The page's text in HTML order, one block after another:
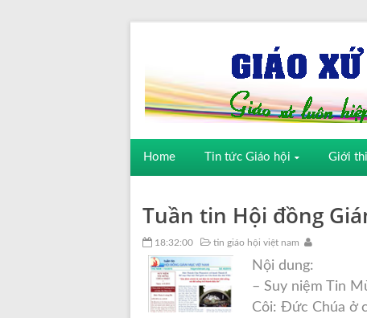
Home Tin tức Giáo hội Giới
Tuần tin Hội đồng
18:32:00 tin giáo hội việt nam
Nội dung:
– Suy niệm Tin
Côi: Đức Chúa ở